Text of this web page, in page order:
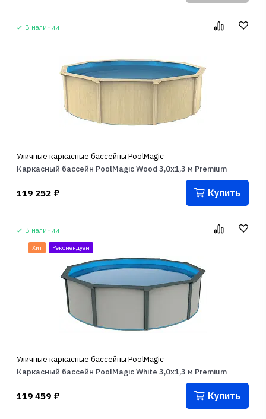
В наличии
Уличные каркасные бассейны PoolMagic
Каркасный бассейн PoolMagic Wood 3,0х1,3 м Premium
119 252 ₽ Купить
В наличии
Хит Рекомендуем
Уличные каркасные бассейны PoolMagic
Каркасный бассейн PoolMagic White 3,0x1,3 м Premium
119 459 ₽ Купить